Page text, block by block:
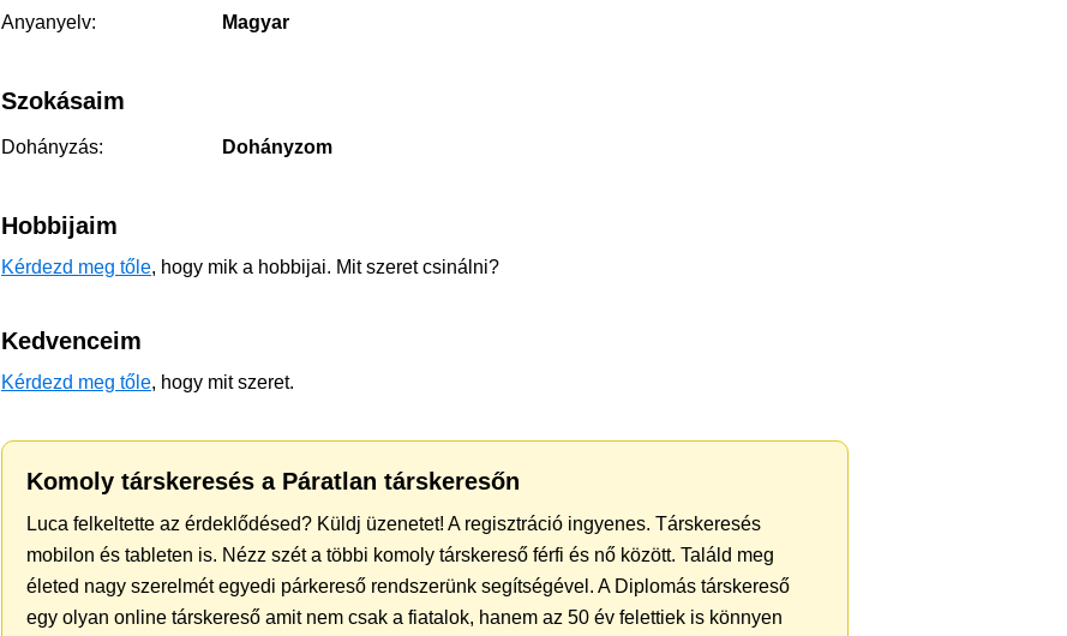
Anyanyelv: Magyar
Szokásaim
Dohányzás: Dohányzom
Hobbijaim
Kérdezd meg tőle, hogy mik a hobbijai. Mit szeret csinálni?
Kedvenceim
Kérdezd meg tőle, hogy mit szeret.
Komoly társkeresés a Páratlan társkeresőn
Luca felkeltette az érdeklődésed? Küldj üzenetet! A regisztráció ingyenes. Társkeresés
mobilon és tableten is. Nézz szét a többi komoly társkereső férfi és nő között. Találd meg
életed nagy szerelmét egyedi párkereső rendszerünk segítségével. A Diplomás társkereső
egy olyan online társkereső amit nem csak a fiatalok, hanem az 50 év felettiek is könnyen